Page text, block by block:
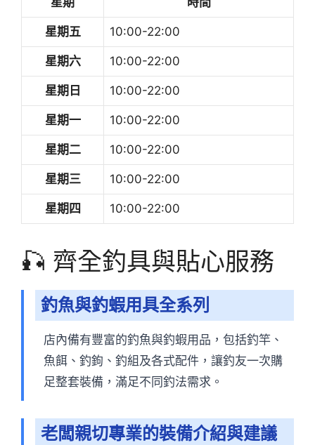
星期五 10:00-22:00
星期六 10:00-22:00
星期日 10:00-22:00
星期一 10:00-22:00
星期二 10:00-22:00
星期三 10:00-22:00
星期四 10:00-22:00
🎣 齊全釣具與貼心服務
釣魚與釣蝦用具全系列
店內備有豐富的釣魚與釣蝦用品，包括釣竿、
魚餌、釣鉤、釣組及各式配件，讓釣友一次購
足整套裝備，滿足不同釣法需求。
老闆親切專業的裝備介紹與建議